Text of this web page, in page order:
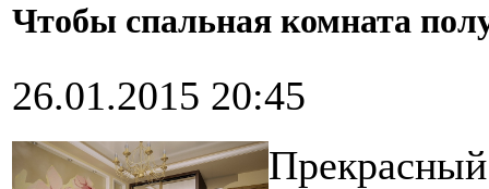
Чтобы спальная комната
26.01.2015 20:45